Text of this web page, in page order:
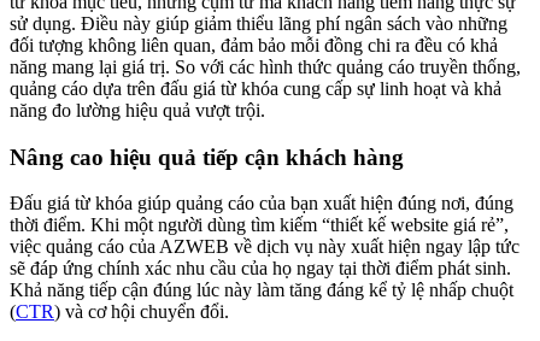
sử dụng. Điều này giúp giảm thiểu lãng phí ngân sách vào những
đối tượng không liên quan, đảm bảo mỗi đồng chi ra đều có khả
năng mang lại giá trị. So với các hình thức quảng cáo truyền thống,
quảng cáo dựa trên đấu giá từ khóa cung cấp sự linh hoạt và khả
năng đo lường hiệu quả vượt trội.
Nâng cao hiệu quả tiếp cận khách hàng
Đấu giá từ khóa giúp quảng cáo của bạn xuất hiện đúng nơi, đúng
thời điểm. Khi một người dùng tìm kiếm “thiết kế website giá rẻ”,
việc quảng cáo của AZWEB về dịch vụ này xuất hiện ngay lập tức
sẽ đáp ứng chính xác nhu cầu của họ ngay tại thời điểm phát sinh.
Khả năng tiếp cận đúng lúc này làm tăng đáng kể tỷ lệ nhấp chuột
(CTR) và cơ hội chuyển đổi.